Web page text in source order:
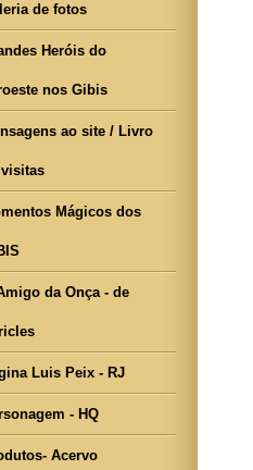
de fotos
Heróis do
nos Gibis
ao site / Livro
Mágicos dos
da Onça - de
Luis Peix - RJ
- HQ
Acervo